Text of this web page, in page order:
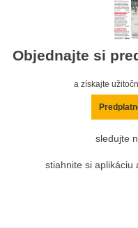
Objednajte si
a získajte
sledujte
stiahnite si aplikáciu